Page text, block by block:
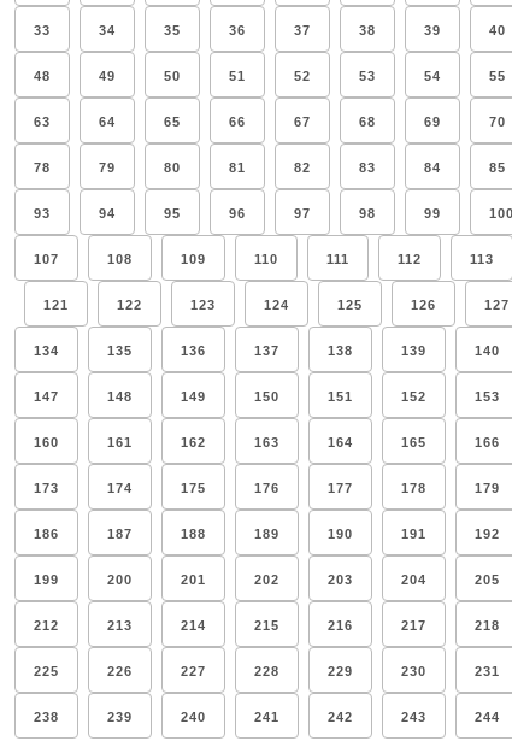
33 34 35 36 37 38 39 40
48 49 50 51 52 53 54 55
63 64 65 66 67 68 69 70
78 79 80 81 82 83 84 85
93 94 95 96 97 98 99 100
107 108 109 110 111 112 113
121 122 123 124 125 126 127
134 135 136 137 138 139 140
147 148 149 150 151 152 153
160 161 162 163 164 165 166
173 174 175 176 177 178 179
186 187 188 189 190 191 192
199 200 201 202 203 204 205
212 213 214 215 216 217 218
225 226 227 228 229 230 231
238 239 240 241 242 243 244